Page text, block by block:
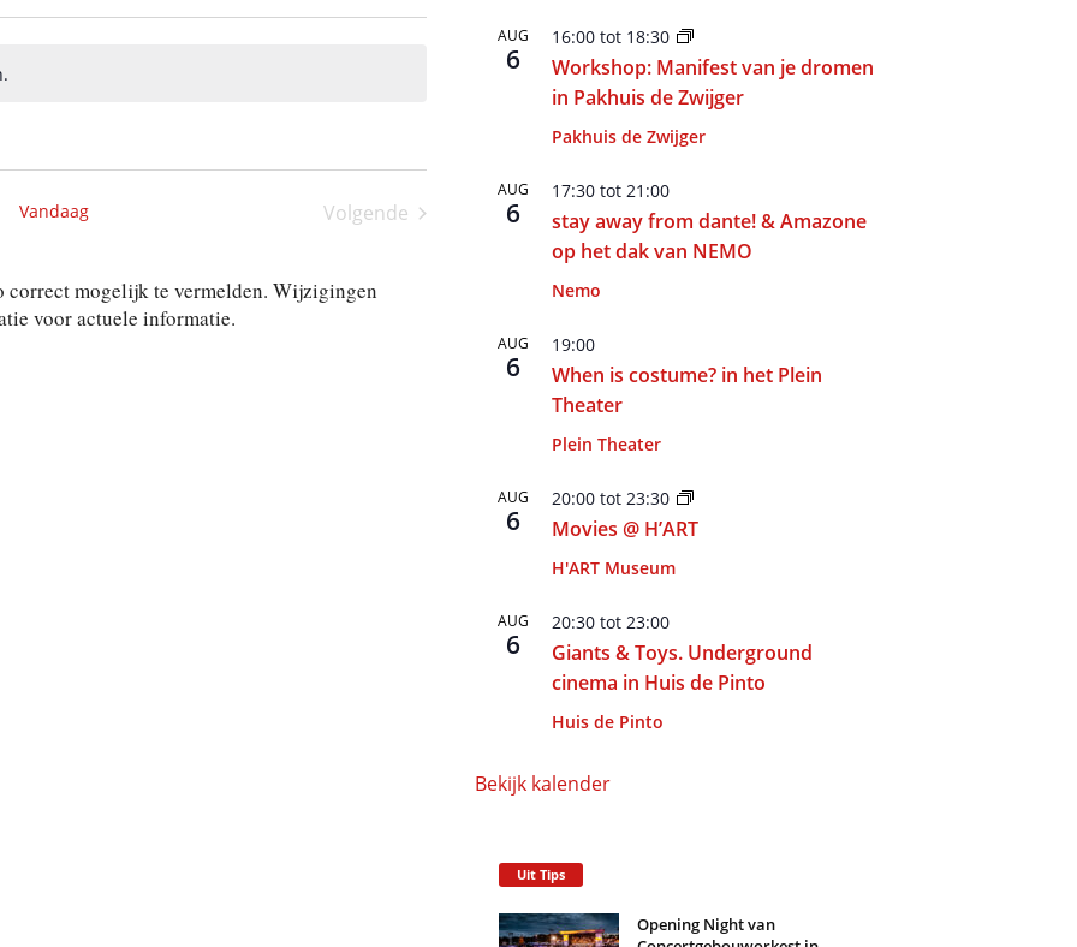
Vandaag
Volgende
correct mogelijk te vermelden. Wijzigingen
voor actuele informatie.
AUG
6
16:00tot 18:30
Workshop: Manifest van je dromen
in Pakhuis de Zwijger
Pakhuis de Zwijger
AUG
6
17:30tot 21:00
stay away from dante! & Amazone
op het dak van NEMO
Nemo
AUG
6
19:00
When is costume? in het Plein
Theater
Plein Theater
AUG
6
20:00tot 23:30
Movies @ H’ART
H'ART Museum
AUG
6
20:30tot 23:00
Giants & Toys. Underground
cinema in Huis de Pinto
Huis de Pinto
Bekijk kalender
Uit Tips
Opening Night van